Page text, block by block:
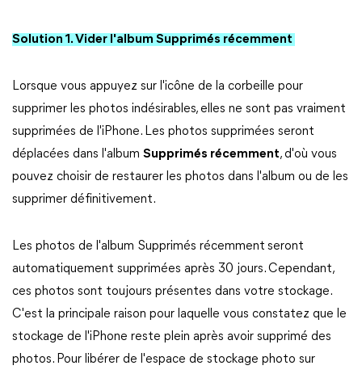
Solution 1. Vider l'album Supprimés récemment
Lorsque vous appuyez sur l'icône de la corbeille pour
supprimer les photos indésirables, elles ne sont pas vraiment
supprimées de l'iPhone. Les photos supprimées seront
déplacées dans l'album Supprimés récemment, d'où vous
pouvez choisir de restaurer les photos dans l'album ou de les
supprimer définitivement.
Les photos de l'album Supprimés récemment seront
automatiquement supprimées après 30 jours. Cependant,
ces photos sont toujours présentes dans votre stockage.
C'est la principale raison pour laquelle vous constatez que le
stockage de l'iPhone reste plein après avoir supprimé des
photos. Pour libérer de l'espace de stockage photo sur